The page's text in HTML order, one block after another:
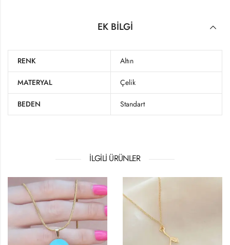
EK BILGI
RENK Altın
MATERYAL Çelik
BEDEN Standart
İLGILI ÜRÜNLER